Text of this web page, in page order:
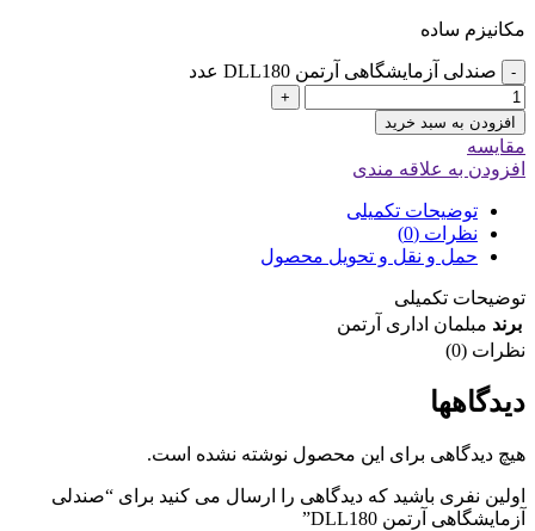
مکانیزم ساده
- صندلی آزمایشگاهی آرتمن DLL180 عدد
+
افزودن به سبد خرید
مقایسه
افزودن به علاقه مندی
توضیحات تکمیلی
نظرات (0)
حمل و نقل و تحویل محصول
توضیحات تکمیلی
برند مبلمان اداری آرتمن
نظرات (0)
دیدگاهها
هیچ دیدگاهی برای این محصول نوشته نشده است.
اولین نفری باشید که دیدگاهی را ارسال می کنید برای “صندلی
آزمایشگاهی آرتمن DLL180”